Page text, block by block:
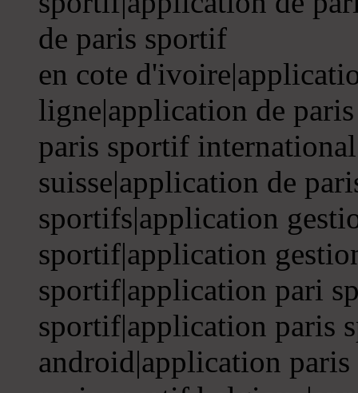
de paris sportif
en cote
ligne|application de
paris sportif
suisse|application de
sportifs|application
sportif|application
sportif|application pari
sportif|application paris
android|application